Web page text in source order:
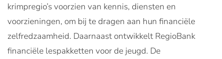
krimpregio’s voorzien van kennis, diensten en
voorzieningen, om bij te dragen aan hun financiële
zelfredzaamheid. Daarnaast ontwikkelt RegioBank
financiële lespakketten voor de jeugd. De